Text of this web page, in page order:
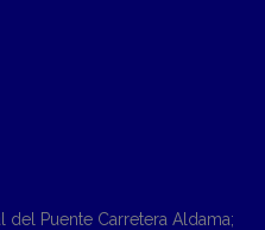
del Puente Carretera Aldama;